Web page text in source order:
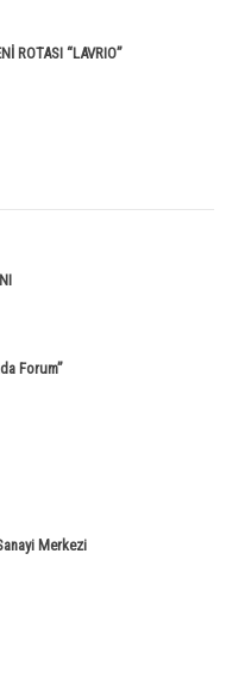
ROTASI “LAVRIO”
Forum”
Merkezi